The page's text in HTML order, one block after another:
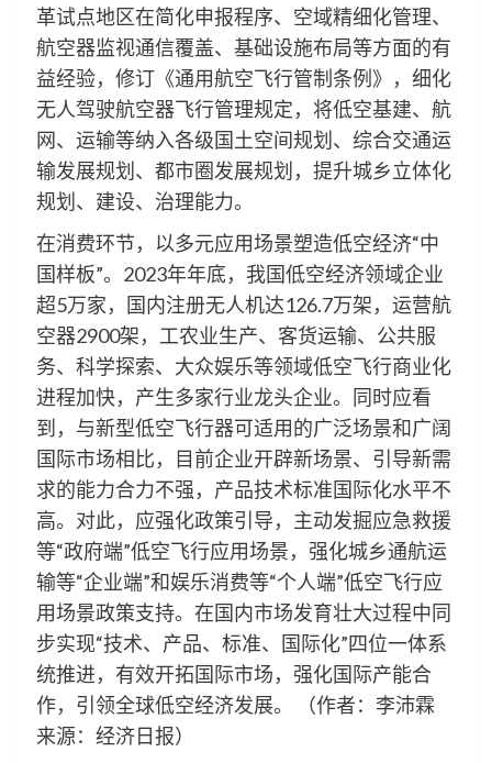
革试点地区在简化申报程序、空域精细化管理、
航空器监视通信覆盖、基础设施布局等方面的有
益经验，修订《通用航空飞行管制条例》，细化
无人驾驶航空器飞行管理规定，将低空基建、航
网、运输等纳入各级国土空间规划、综合交通运
输发展规划、都市圈发展规划，提升城乡立体化
规划、建设、治理能力。
在消费环节，以多元应用场景塑造低空经济“中
国样板”。2023年年底，我国低空经济领域企业
超5万家，国内注册无人机达126.7万架，运营航
空器2900架，工农业生产、客货运输、公共服
务、科学探索、大众娱乐等领域低空飞行商业化
进程加快，产生多家行业龙头企业。同时应看
到，与新型低空飞行器可适用的广泛场景和广阔
国际市场相比，目前企业开辟新场景、引导新需
求的能力合力不强，产品技术标准国际化水平不
高。对此，应强化政策引导，主动发掘应急救援
等“政府端”低空飞行应用场景，强化城乡通航运
输等“企业端”和娱乐消费等“个人端”低空飞行应
用场景政策支持。在国内市场发育壮大过程中同
步实现“技术、产品、标准、国际化”四位一体系
统推进，有效开拓国际市场，强化国际产能合
作，引领全球低空经济发展。 （作者：李沛霖
来源：经济日报）